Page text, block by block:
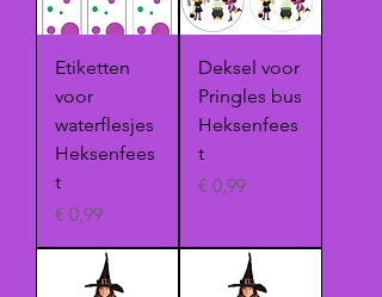
Etiketten
voor
waterflesjes
Heksenfees
t
Prijs
€ 0,99
Deksel voor
Pringles bus
Heksenfees
t
Prijs
€ 0,99